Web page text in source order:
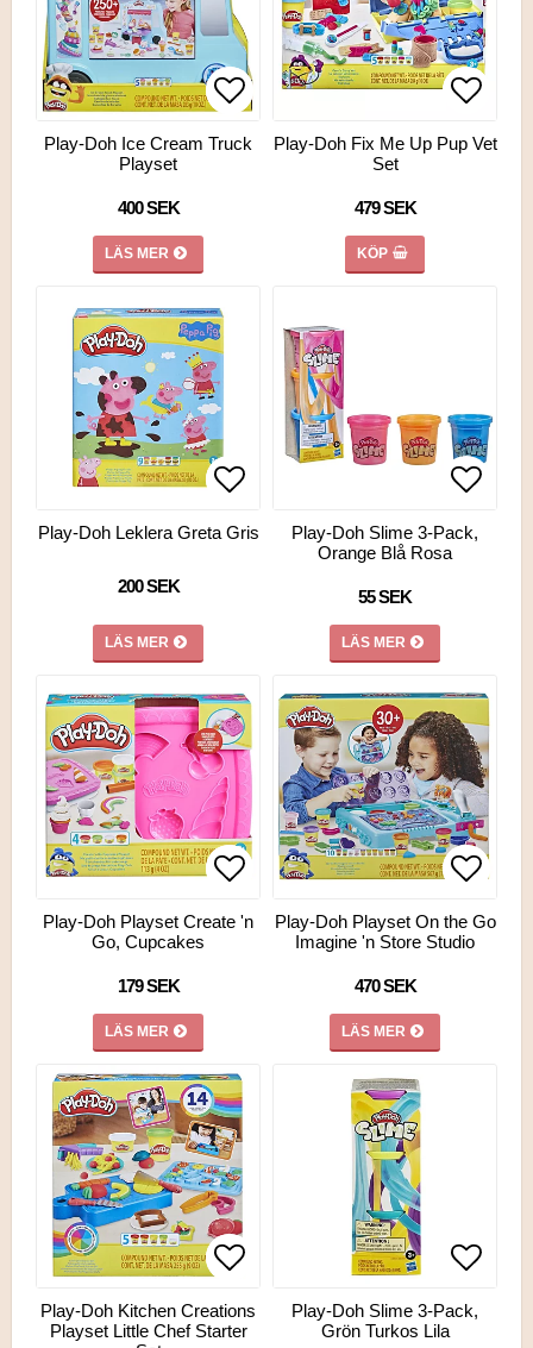
Lägg till i favoritlistan
Lägg till i favoritlistan
Play-Doh Ice Cream Truck
Playset
400 SEK
LÄS MER
Lägg
Lägg
Play-Doh Fix Me Up Pup Vet
Set
479 SEK
KÖP
Lägg till i favoritlistan
Lägg till i favoritlistan
Play-Doh Leklera Greta Gris
200 SEK
LÄS MER
Lägg
Play-Doh Slime 3-Pack,
Orange Blå Rosa
55 SEK
LÄS MER
Lägg till i favoritlistan
Lägg till i favoritlistan
Play-Doh Playset Create 'n
Go, Cupcakes
179 SEK
LÄS MER
Lägg
Lägg
Play-Doh Playset On the Go
Imagine 'n Store Studio
470 SEK
LÄS MER
Lägg till i favoritlistan
Lägg till i favoritlistan
Play-Doh Kitchen Creations
Playset Little Chef Starter
Lägg
Lägg
Play-Doh Slime 3-Pack,
Grön Turkos Lila